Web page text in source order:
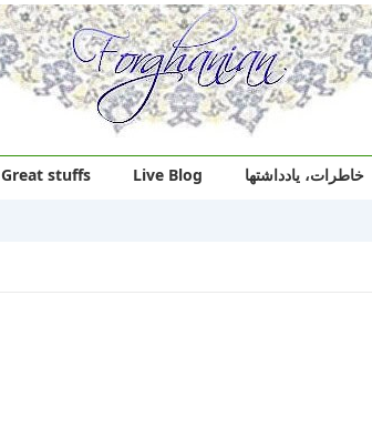
Great stuffs Live Blog خاطرات، یادداشتها